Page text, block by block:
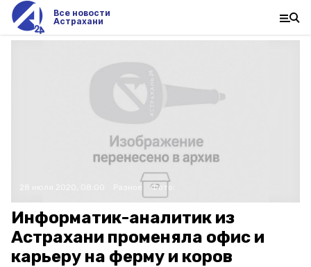
Все новости
Астрахани
Фото:
Информатик-аналитик из
Астрахани променяла офис и
карьеру на ферму и коров